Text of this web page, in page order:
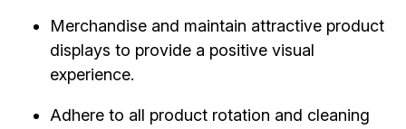
Merchandise and maintain attractive product
displays to provide a positive visual
experience.
Adhere to all product rotation and cleaning